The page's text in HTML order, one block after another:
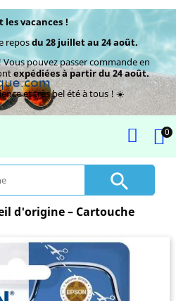
les vacances !
reposdu 28 juillet au 24 août.
pouvez passer commande en
expédiées à partir du 24 août.
et très bel été à tous ! ☀️
0

d'origine – Cartouche